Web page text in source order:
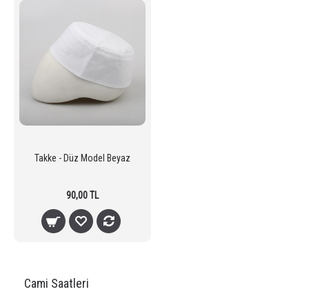
Takke - Düz Model Beyaz
90,00 TL
Cami Saatleri